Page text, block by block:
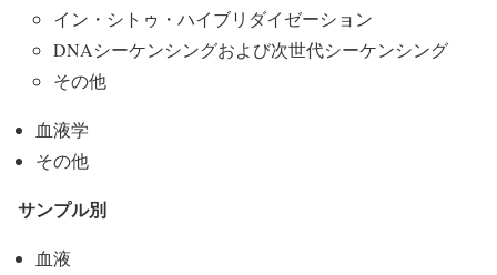
イン・シトゥ・ハイブリダイゼーション
DNAシーケンシングおよび次世代シーケンシング
その他
血液学
その他
サンプル別
血液